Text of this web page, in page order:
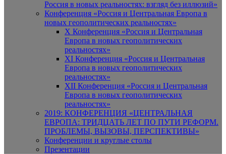
Россия в новых реальностях: взгляд без иллюзий»
Конференция «Россия и Центральная Европа в
новых геополитических реальностях»
X Конференция «Россия и Центральная
Европа в новых геополитических
реальностях»
XI Конференция «Россия и Центральная
Европа в новых геополитических
реальностях»
XII Конференция «Россия и Центральная
Европа в новых геополитических
реальностях»
2019: КОНФЕРЕНЦИЯ «ЦЕНТРАЛЬНАЯ
ЕВРОПА: ТРИДЦАТЬ ЛЕТ ПО ПУТИ РЕФОРМ.
ПРОБЛЕМЫ, ВЫЗОВЫ, ПЕРСПЕКТИВЫ»
Конференции и круглые столы
Презентации